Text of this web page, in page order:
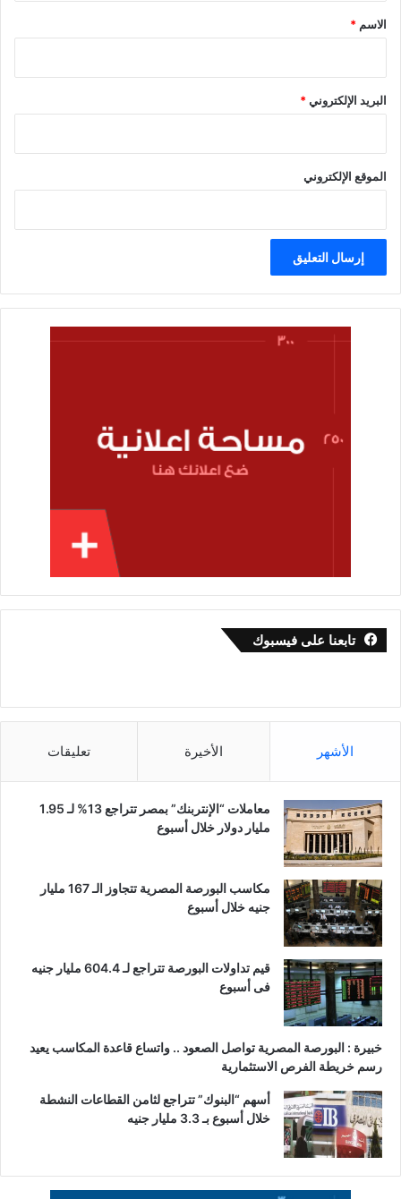
*
الاسم *
البريد الإلكتروني*
الموقع الإلكتروني
تابعنا على فيسبوك
الأشهر الأخيرة تعليقات
معاملات “الإنتربنك” بمصر تتراجع 13% لـ 1.95
مليار دولار خلال أسبوع
مكاسب البورصة المصرية تتجاوز الـ 167 مليار
جنيه خلال أسبوع
قيم تداولات البورصة تتراجع لـ 604.4 مليار جنيه
فى أسبوع
خبيرة : البورصة المصرية تواصل الصعود .. واتساع قاعدة المكاسب يعيد
رسم خريطة الفرص الاستثمارية
أسهم “البنوك” تتراجع لثامن القطاعات النشطة
خلال أسبوع بـ 3.3 مليار جنيه